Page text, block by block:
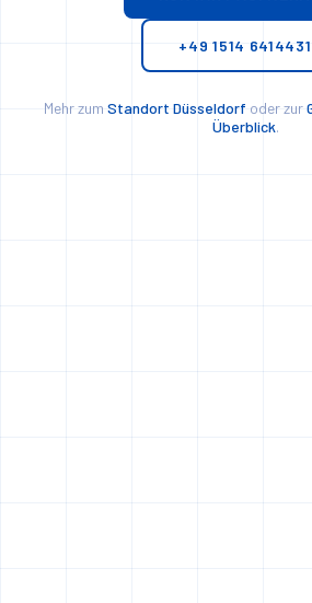
+49 1514 6414431
Mehr zum Standort Düsseldorf oder zur
Überblick.